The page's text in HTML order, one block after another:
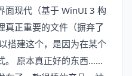
面现代（基于 WinUI 3 构
真正重要的文件（摒弃了
搭建这个，是因为在某个
。 原本真正好的东西……